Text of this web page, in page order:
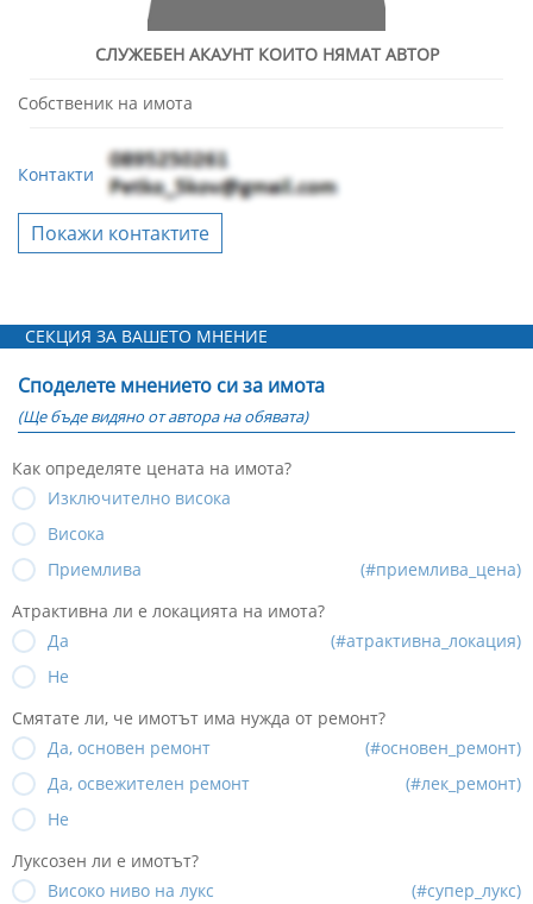
СЛУЖЕБЕН АКАУНТ КОИТО НЯМАТ АВТОР
Собственик на имота
Контакти
Покажи контактите
СЕКЦИЯ ЗА ВАШЕТО МНЕНИЕ
Споделете мнението си за имота
(Ще бъде видяно от автора на обявата)
Как определяте цената на имота?
Изключително висока
Висока
Приемлива
(#приемлива_цена)
Атрактивна ли е локацията на имота?
Да
(#атрактивна_локация)
Не
Смятате ли, че имотът има нужда от ремонт?
Да, основен ремонт
(#основен_ремонт)
Да, освежителен ремонт
(#лек_ремонт)
Не
Луксозен ли е имотът?
Високо ниво на лукс
(#супер_лукс)